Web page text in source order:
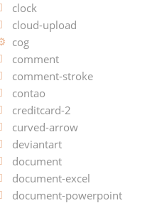
clock
cloud-upload
cog
comment
comment-stroke
contao
creditcard-2
curved-arrow
deviantart
document
document-excel
document-powerpoint